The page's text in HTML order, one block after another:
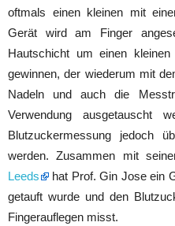
oftmals einen kleinen mit
Gerät wird am Finger
Hautschicht um einen
gewinnen, der wiederum mit
Nadeln und auch die
Verwendung ausgetauscht
Blutzuckermessung jedoch
werden. Zusammen mit
Leeds
hat Prof. Gin Jose ein
getauft wurde und den
Fingerauflegen misst.